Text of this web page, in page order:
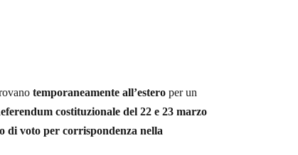
temporaneamente all’esteroper un
costituzionale del 22 e 23 marzo
di voto per corrispondenza nella